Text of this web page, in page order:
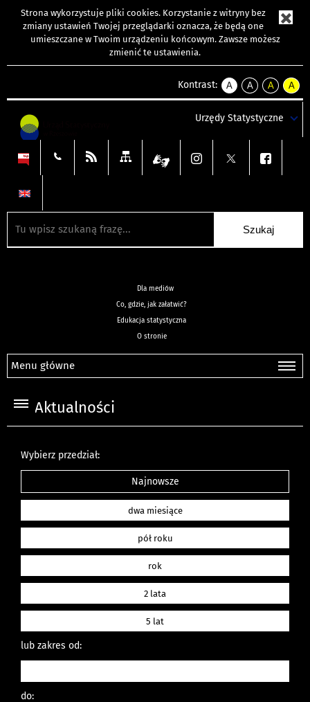
Strona wykorzystuje pliki cookies. Korzystanie z witryny bez
zmiany ustawień Twojej przeglądarki oznacza, że będą one
umieszczane w Twoim urządzeniu końcowym. Zawsze możesz
zmienić te ustawienia.
Kontrast:
A
kontrast
A
kontrast
tekst
czarnym
A
kontrast
tekst
czarnym
A
tekst
żółtym
Urzędy Statystyczne
Dla mediów
Co, gdzie, jak załatwić?
Edukacja statystyczna
O stronie
Menu główne
Aktualności
Wybierz przedział:
Najnowsze
dwa miesiące
pół roku
rok
2 lata
5 lat
lub zakres od:
do: